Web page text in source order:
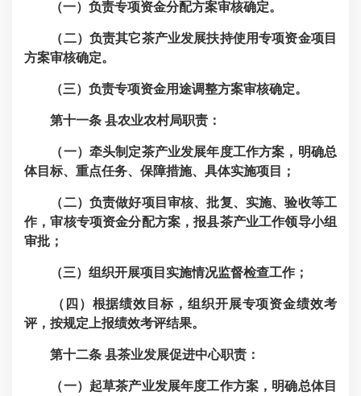
（一）负责专项资金分配方案审核确定。
（二）负责其它茶产业发展扶持使用专项资金项目
方案审核确定。
（三）负责专项资金用途调整方案审核确定。
第十一条 县农业农村局职责：
（一）牵头制定茶产业发展年度工作方案，明确总
体目标、重点任务、保障措施、具体实施项目；
（二）负责做好项目审核、批复、实施、验收等工
作，审核专项资金分配方案，报县茶产业工作领导小组
审批；
（三）组织开展项目实施情况监督检查工作；
（四）根据绩效目标，组织开展专项资金绩效考
评，按规定上报绩效考评结果。
第十二条 县茶业发展促进中心职责：
（一）起草茶产业发展年度工作方案，明确总体目